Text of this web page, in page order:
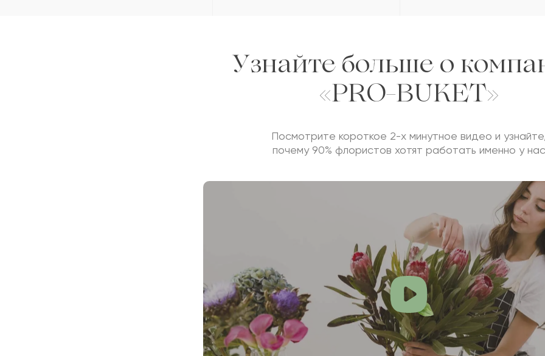
Узнайте больше о
«PRO-BUKET»
Посмотрите короткое 2-х минутное видео и
почему 90% флористов хотят работать именно у нас